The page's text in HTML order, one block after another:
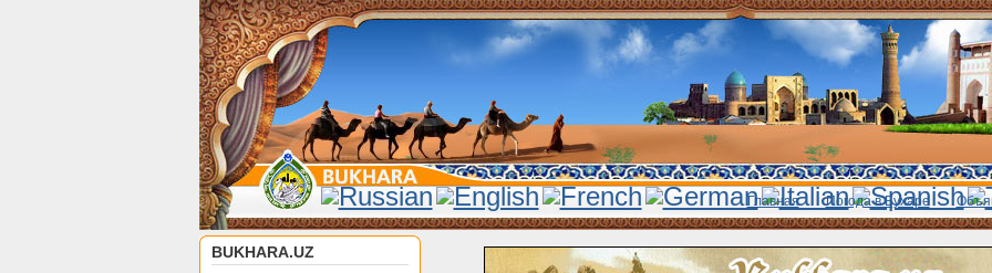
Главная Погода в Бухаре
BUKHARA.UZ